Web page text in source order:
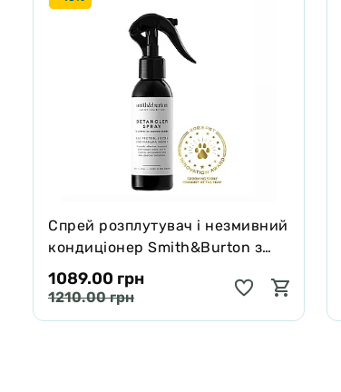
Спрей розплутувач і незмивний
кондиціонер Smith&Burton з
протеїнами шовку для шерсті
собак і котів 125 мл
1089.00 грн
1210.00 грн